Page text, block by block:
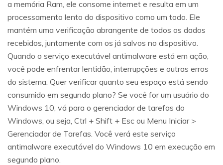
a memória Ram, ele consome internet e resulta em um
processamento lento do dispositivo como um todo. Ele
mantém uma verificação abrangente de todos os dados
recebidos, juntamente com os já salvos no dispositivo.
Quando o serviço executável antimalware está em ação,
você pode enfrentar lentidão, interrupções e outras erros
do sistema. Quer verificar quanto seu espaço está sendo
consumido em segundo plano? Se você for um usuário do
Windows 10, vá para o gerenciador de tarefas do
Windows, ou seja, Ctrl + Shift + Esc ou Menu Iniciar >
Gerenciador de Tarefas. Você verá este serviço
antimalware executável do Windows 10 em execução em
segundo plano.